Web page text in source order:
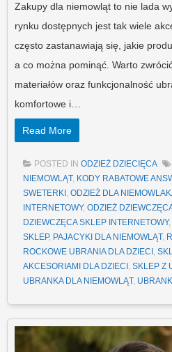
Zakupy dla niemowląt to nie lada
rynku dostępnych jest tak wiele
często zastanawiają się, jakie
a co można pominąć. Warto
materiałów oraz funkcjonalność
komfortowe i…
Read More
POSTED IN ODZIEŻ DZIECIĘCA
NIEMOWLĄT, KODY RABATOWE
SWETERKI , ODZIEŻ DLA
INTERNETOWY, ODZIEŻ
DZIEWCZĘCA SKLEP INTERNETOWY,
SKLEP, PAJACYKI DLA NIEMOWLĄT,
ROCKOWE UBRANIA DLA DZIECI ,
AKCESORIAMI DLA DZIECI , SKLEP Z
UBRANKA DLA NIEMOWLĄT,